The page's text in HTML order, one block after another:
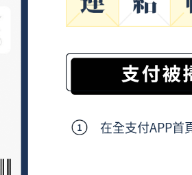
在全支付APP首